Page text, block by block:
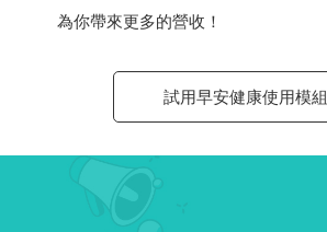
為你帶來更多的營收！
試用早安健康使用模組